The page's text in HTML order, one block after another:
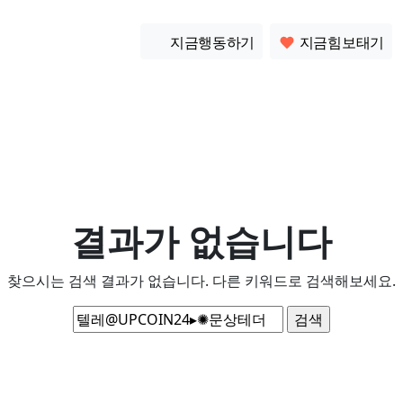
지금행동하기 지금힘보태기
결과가 없습니다
찾으시는 검색 결과가 없습니다. 다른 키워드로 검색해보세요.
검
색: